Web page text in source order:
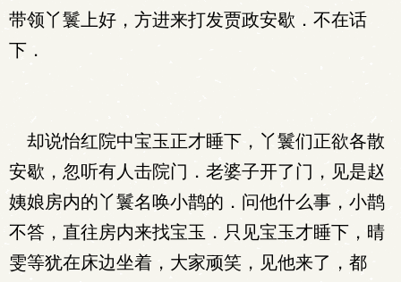
带领丫鬟上好，方进来打发贾政安歇．不在话
下．
却说怡红院中宝玉正才睡下，丫鬟们正欲各散
安歇，忽听有人击院门．老婆子开了门，见是赵
姨娘房内的丫鬟名唤小鹊的．问他什么事，小鹊
不答，直往房内来找宝玉．只见宝玉才睡下，晴
雯等犹在床边坐着，大家顽笑，见他来了，都